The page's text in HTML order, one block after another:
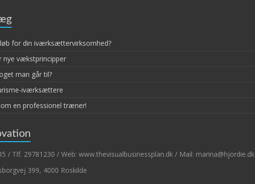
for din iværksættervirksomhed?
nye vækstprincipper
man går til?
iværksættere
en professionel træner!
/ Tlf. 29781230 / Web: www.thevisualbusinessplan.dk / Mail: marina@hjordie.dk
399, 4000 Roskilde